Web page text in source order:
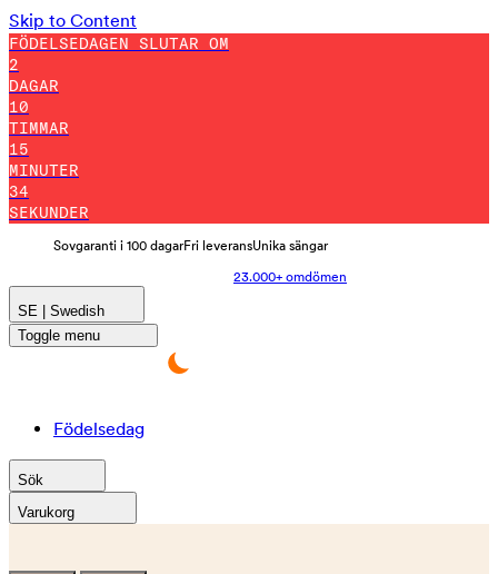
Skip to Content
FÖDELSEDAGEN SLUTAR OM
2
DAGAR
10
TIMMAR
15
MINUTER
31
SEKUNDER
Sovgaranti i 100 dagarFri leveransUnika sängar
23.000+ omdömen
SE | Swedish
Toggle menu
Födelsedag
Sök
Varukorg